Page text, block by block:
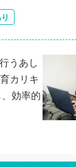
うあし
カリキ
効率的